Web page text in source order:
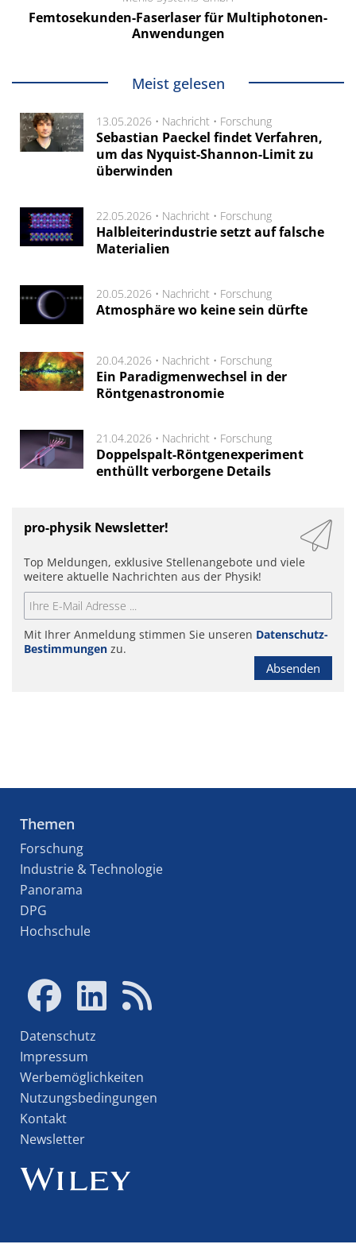
Femtosekunden-Faserlaser für Multiphotonen-
Anwendungen
Meist gelesen
13.05.2026 • Nachricht • Forschung
Sebastian Paeckel findet Verfahren,
um das Nyquist-Shannon-Limit zu
überwinden
22.05.2026 • Nachricht • Forschung
Halbleiterindustrie setzt auf falsche
Materialien
20.05.2026 • Nachricht • Forschung
Atmosphäre wo keine sein dürfte
20.04.2026 • Nachricht • Forschung
Ein Paradigmenwechsel in der
Röntgenastronomie
21.04.2026 • Nachricht • Forschung
Doppelspalt-Röntgenexperiment
enthüllt verborgene Details
pro-physik Newsletter!
Top Meldungen, exklusive Stellenangebote und viele
weitere aktuelle Nachrichten aus der Physik!
Mit Ihrer Anmeldung stimmen Sie unseren Datenschutz-
Bestimmungen zu.
Absenden
Themen
Forschung
Industrie & Technologie
Panorama
DPG
Hochschule
Datenschutz
Impressum
Werbemöglichkeiten
Nutzungsbedingungen
Kontakt
Newsletter